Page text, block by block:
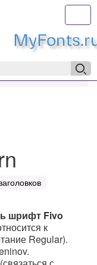
шрифт Fivo
к
Regular).